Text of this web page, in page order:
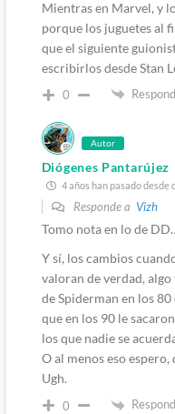
Mientras en Marvel, y
porque los juguetes al
que el siguiente
escribirlos desde Stan
0
Autor
Diógenes Pantarújez
4 años han pasado desde
Responde a Vizh
Tomo nota en lo de
Y sí, los cambios
valoran de verdad,
de Spiderman en los
que en los 90 le
los que nadie se
O al menos eso espero,
Ugh.
0